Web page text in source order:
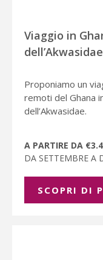
Viaggio in
dell’Akwasidae
Proponiamo un
remoti del Ghana
dell’Akwasidae.
A PARTIRE DA
DA SETTEMBRE A
SCOPRI DI